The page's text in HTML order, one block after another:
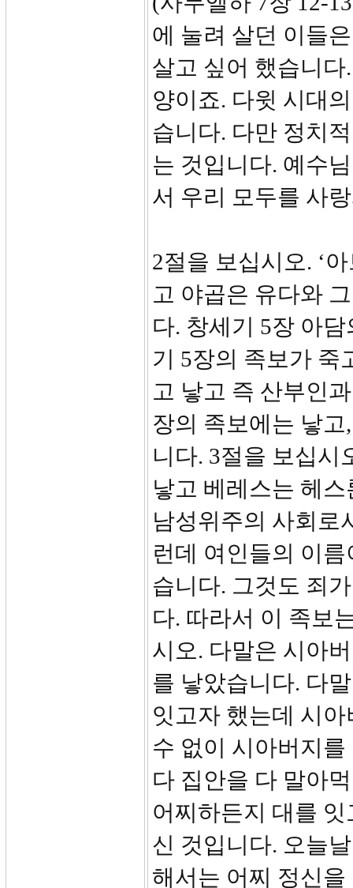
에 눌려 살던 이들
살고 싶어 했습니
양이죠. 다윗 시대
습니다. 다만 정치
는 것입니다. 예수
서 우리 모두를 사
2절을 보십시오. ‘
고 야곱은 유다와
다. 창세기 5장 아
기 5장의 족보가 죽
고 낳고 즉 산부인
장의 족보에는 낳
니다. 3절을 보십시
낳고 베레스는 헤
남성위주의 사회로
런데 여인들의 이
습니다. 그것도 죄
다. 따라서 이 족보
시오. 다말은 시아
를 낳았습니다. 다
잇고자 했는데 시
수 없이 시아버지
다 집안을 다 말아
어찌하든지 대를
신 것입니다. 오늘
해서는 어찌 정신